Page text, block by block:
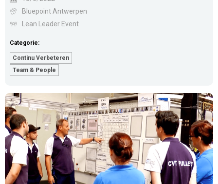
Bluepoint Antwerpen
Lean Leader Event
Categorie:
Continu Verbeteren
Team & People